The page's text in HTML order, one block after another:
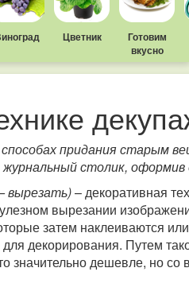
Цветник
Готовим
вкусно
придания старым
столик,
вырезать)– декоративная
вырезании
затем наклеиваются
декорирования. Путем
значительно дешевле, но